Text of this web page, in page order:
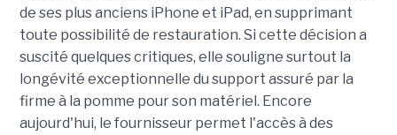
de ses plus anciens iPhone et iPad, en supprimant
toute possibilité de restauration. Si cette décision a
suscité quelques critiques, elle souligne surtout la
longévité exceptionnelle du support assuré par la
firme à la pomme pour son matériel. Encore
aujourd'hui, le fournisseur permet l'accès à des